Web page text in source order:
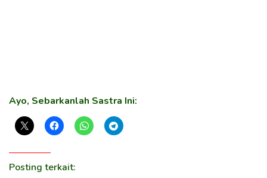
Ayo, Sebarkanlah Sastra Ini:
Posting terkait: